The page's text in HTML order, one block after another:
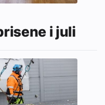
i juli